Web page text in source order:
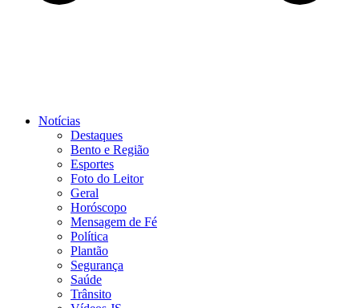
Notícias
Destaques
Bento e Região
Esportes
Foto do Leitor
Geral
Horóscopo
Mensagem de Fé
Política
Plantão
Segurança
Saúde
Trânsito